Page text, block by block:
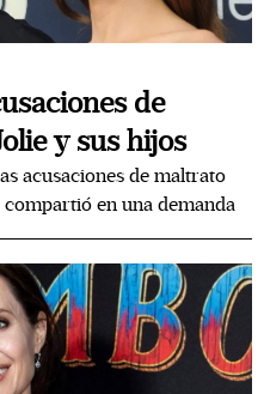
de
y sus hijos
acusaciones de maltrato
compartió en una demanda